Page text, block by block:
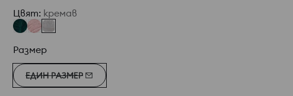
Цвят: кремав
Размер
ЕДИН РАЗМЕР